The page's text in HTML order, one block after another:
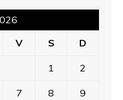
V S D
1 2
7 8 9